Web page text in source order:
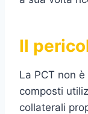
Il
La PCT non
composti
collaterali